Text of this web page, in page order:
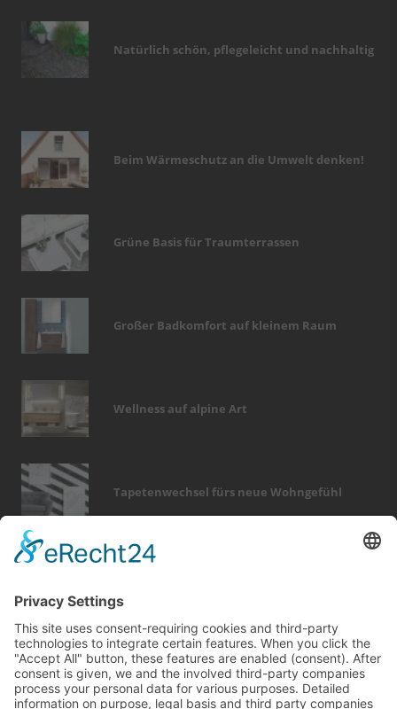
Natürlich schön, pflegeleicht und nachhaltig
Beim Wärmeschutz an die Umwelt denken!
Grüne Basis für Traumterrassen
Großer Badkomfort auf kleinem Raum
Wellness auf alpine Art
Tapetenwechsel fürs neue Wohngefühl
sanieren fotovoltaik kamin
beratung
modernisieren
zaun holz
rund ums haus
fußboden
hausbau smart home türen